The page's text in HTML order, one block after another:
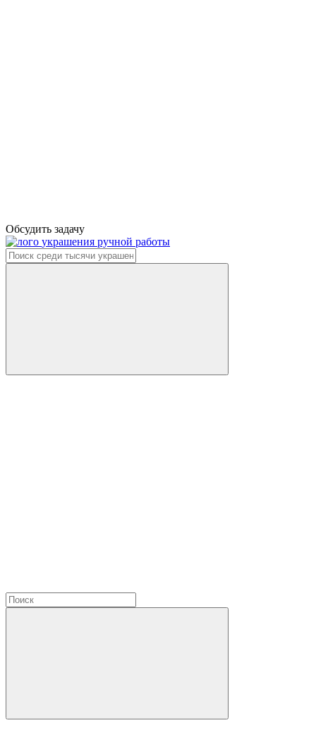
Обсудить задачу
украшения ручной работы